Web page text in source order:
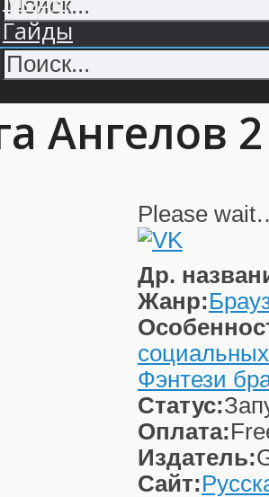
Гайды
Ангелов 2
Please
Др.
Жанр:
Фэнтези
Статус:
Оплата:
Издатель:
Сайт: